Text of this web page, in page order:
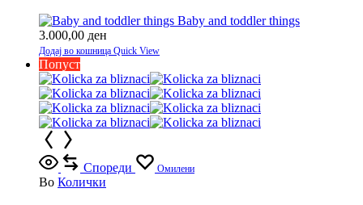
Baby and toddler things
3.000,00 ден
Додај во кошница Quick View
Попуст
Спореди Омилени
Во Колички